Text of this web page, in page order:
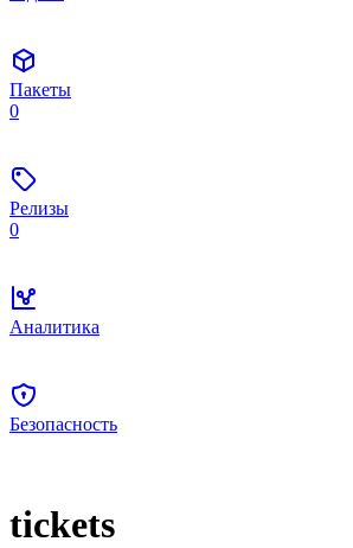
Пакеты
0
Релизы
0
Аналитика
Безопасность
tickets